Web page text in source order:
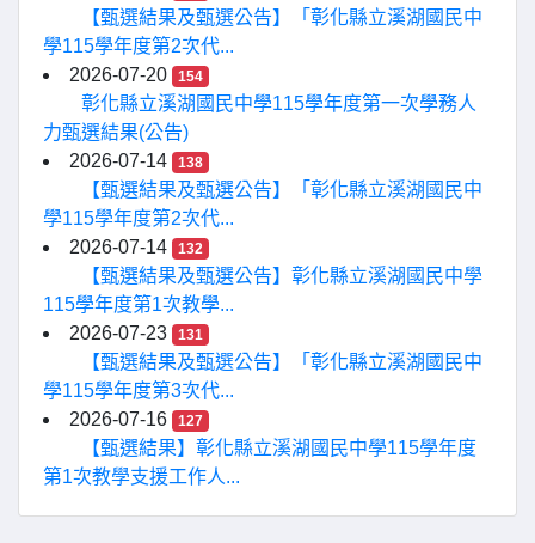
【甄選結果及甄選公告】「彰化縣立溪湖國民中
學115學年度第2次代...
2026-07-20
154
彰化縣立溪湖國民中學115學年度第一次學務人
力甄選結果(公告)
2026-07-14
138
【甄選結果及甄選公告】「彰化縣立溪湖國民中
學115學年度第2次代...
2026-07-14
132
【甄選結果及甄選公告】彰化縣立溪湖國民中學
115學年度第1次教學...
2026-07-23
131
【甄選結果及甄選公告】「彰化縣立溪湖國民中
學115學年度第3次代...
2026-07-16
127
【甄選結果】彰化縣立溪湖國民中學115學年度
第1次教學支援工作人...